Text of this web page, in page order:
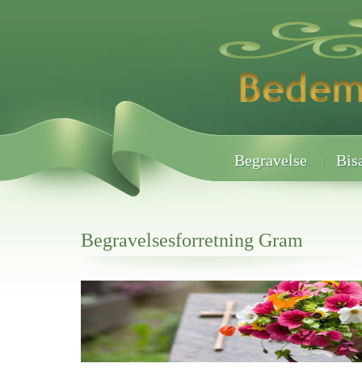
Begravelse
Begravelsesforretning Gram
Her hos os får du altid en god afslutning når det gælder
Begravelsesforretning Gram
vi hjælper i alle faser af begravelsel